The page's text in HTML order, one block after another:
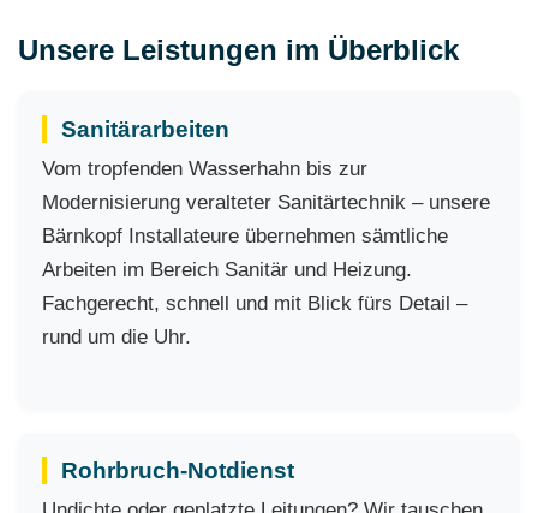
Unsere Leistungen im Überblick
Sanitärarbeiten
Vom tropfenden Wasserhahn bis zur
Modernisierung veralteter Sanitärtechnik – unsere
Bärnkopf Installateure übernehmen sämtliche
Arbeiten im Bereich Sanitär und Heizung.
Fachgerecht, schnell und mit Blick fürs Detail –
rund um die Uhr.
Rohrbruch-Notdienst